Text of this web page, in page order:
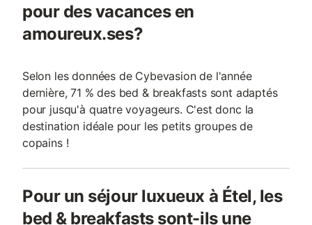
pour des vacances en
amoureux.ses?
Selon les données de Cybevasion de l'année
dernière, 71 % des bed & breakfasts sont adaptés
pour jusqu'à quatre voyageurs. C'est donc la
destination idéale pour les petits groupes de
copains !
Pour un séjour luxueux à Étel, les
bed & breakfasts sont-ils une